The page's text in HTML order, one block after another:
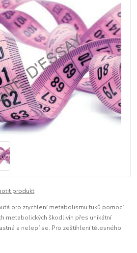
produkt
pro zrychlení metabolismu tuků pomocí
metabolických škodlivin přes unikátní
a nelepí se. Pro zeštíhlení tělesného